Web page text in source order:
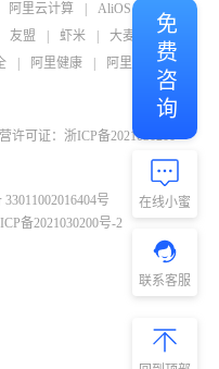
阿里云计算 AliOS
阿里通
友盟 虾米 大麦
钉
阿里健康 阿里影业 |
许可证：浙ICP备2021030200
号
备2021030200号-2
免费咨询
在线小蜜
联系客服